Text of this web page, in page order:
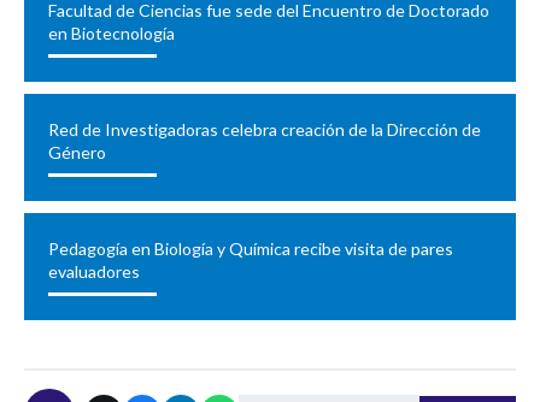
Facultad de Ciencias fue sede del Encuentro de Doctorado
en Biotecnología
Red de Investigadoras celebra creación de la Dirección de
Género
Pedagogía en Biología y Química recibe visita de pares
evaluadores